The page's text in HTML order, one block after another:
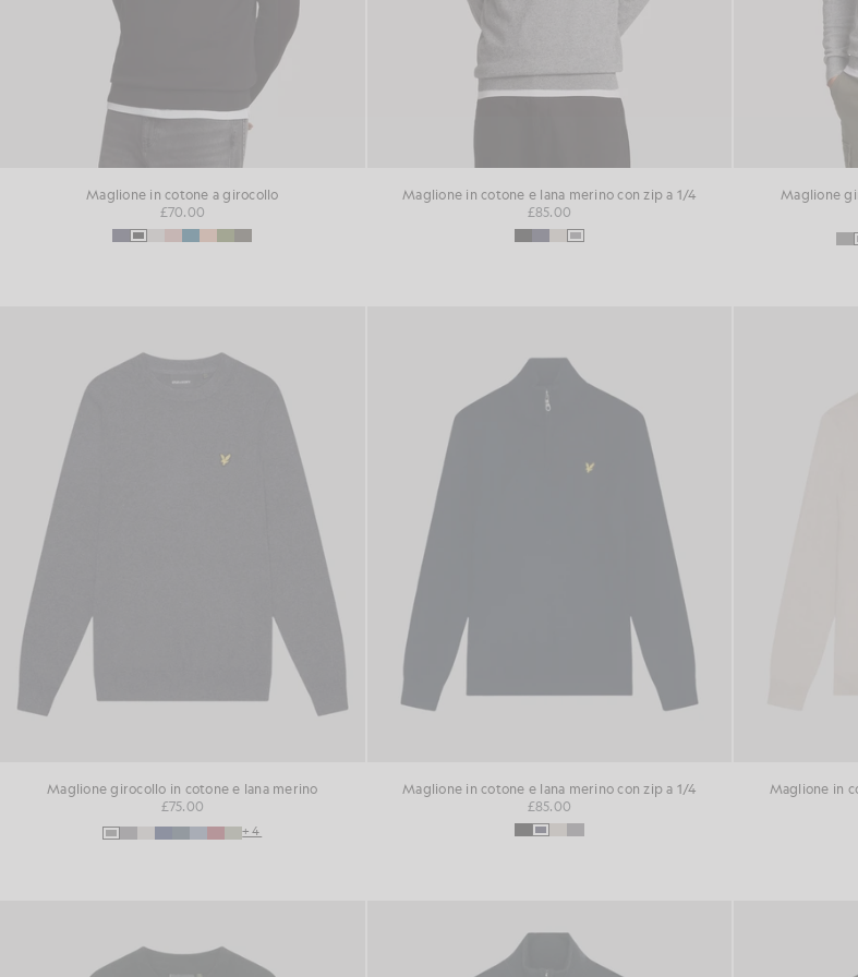
Maglione in cotone a girocollo
£70.00
Maglione in cotone e lana merino con zip a 1/4
£85.00
Maglione
Maglione girocollo in cotone e lana merino
£75.00
+4
Maglione in cotone e lana merino con zip a 1/4
£85.00
Maglione in